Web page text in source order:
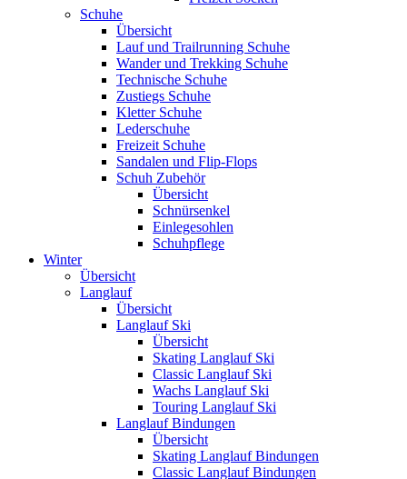
Schuhe
Übersicht
Lauf und Trailrunning Schuhe
Wander und Trekking Schuhe
Technische Schuhe
Zustiegs Schuhe
Kletter Schuhe
Lederschuhe
Freizeit Schuhe
Sandalen und Flip-Flops
Schuh Zubehör
Übersicht
Schnürsenkel
Einlegesohlen
Schuhpflege
Winter
Übersicht
Langlauf
Übersicht
Langlauf Ski
Übersicht
Skating Langlauf Ski
Classic Langlauf Ski
Wachs Langlauf Ski
Touring Langlauf Ski
Langlauf Bindungen
Übersicht
Skating Langlauf Bindungen
Classic Langlauf Bindungen